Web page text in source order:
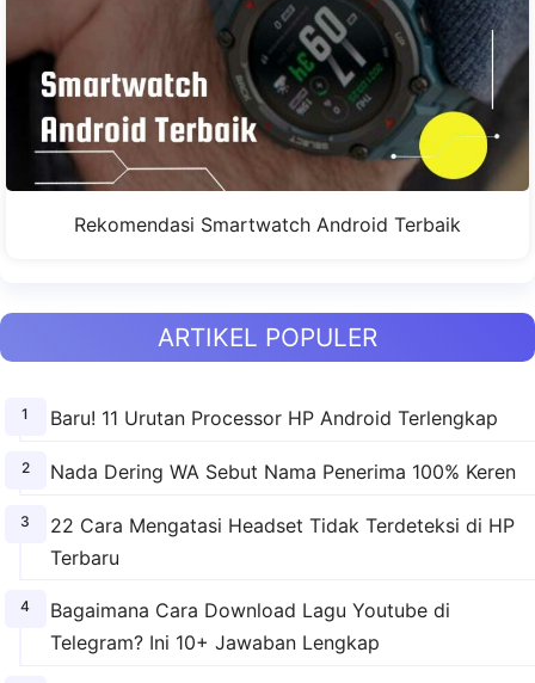
Rekomendasi Smartwatch Android Terbaik
ARTIKEL POPULER
Baru! 11 Urutan Processor HP Android Terlengkap
Nada Dering WA Sebut Nama Penerima 100% Keren
22 Cara Mengatasi Headset Tidak Terdeteksi di HP
Terbaru
Bagaimana Cara Download Lagu Youtube di
Telegram? Ini 10+ Jawaban Lengkap